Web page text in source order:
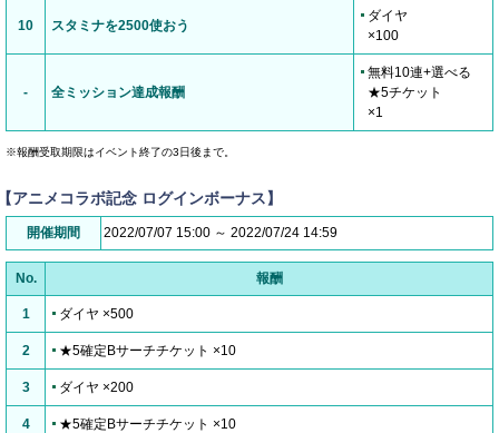
10 スタミナを2500使おう
ダイヤ
×100
- 全ミッション達成報酬
無料10連+選べる
★5チケット
×1
※報酬受取期限はイベント終了の3日後まで。
アニメコラボ記念 ログインボーナス】
開催期間 2022/07/07 15:00 ～ 2022/07/24 14:59
No. 報酬
1 ダイヤ ×500
2 ★5確定Bサーチチケット ×10
3 ダイヤ ×200
4 ★5確定Bサーチチケット ×10